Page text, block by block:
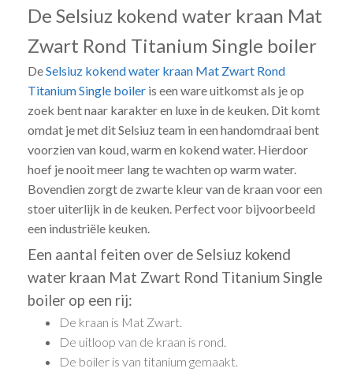
De Selsiuz kokend water kraan Mat
Zwart Rond Titanium Single boiler
DeSelsiuz kokend water kraan Mat Zwart Rond
Titanium Single boiler is een ware uitkomst als je op
zoek bent naar karakter en luxe in de keuken. Dit komt
omdat je met dit Selsiuz team in een handomdraai bent
voorzien van koud, warm en kokend water. Hierdoor
hoef je nooit meer lang te wachten op warm water.
Bovendien zorgt de zwarte kleur van de kraan voor een
stoer uiterlijk in de keuken. Perfect voor bijvoorbeeld
een industriële keuken.
Een aantal feiten over de Selsiuz kokend
water kraan Mat Zwart Rond Titanium Single
boiler op een rij:
De kraan is Mat Zwart.
De uitloop van de kraan is rond.
De boiler is van titanium gemaakt.